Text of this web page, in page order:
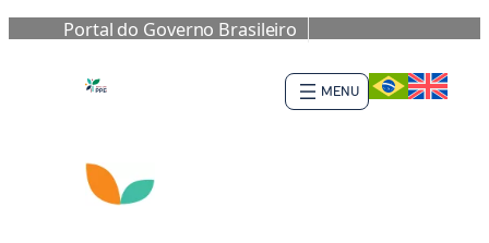
Portal do Governo Brasileiro
al
contenido